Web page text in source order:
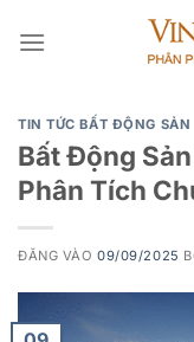
qua
TIN TỨC BẤT ĐỘNG SẢN
Bất Động
Phân Tích
ĐĂNG VÀO09/09/2025